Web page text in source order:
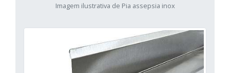
Imagem ilustrativa de Pia assepsia inox